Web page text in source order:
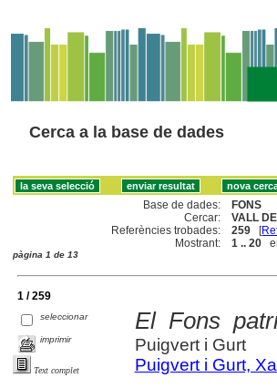
Cerca a la base de dades
Base de dades:
FONS
Cercar:
VALL
Referències trobades:
259 [
Mostrant:
1 .. 20
pàgina 1 de 13
1 / 259
seleccionar
imprimir
Text complet
El Fons
Puigvert i Gurt
Puigvert i Gurt,